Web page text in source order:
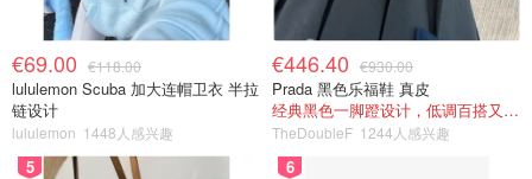
€69.00 €118.00
lululemon Scuba 加大连帽卫衣 半拉
链设计
lululemon 1448人感兴趣
€446.40 €930.00
Prada 黑色乐福鞋 真皮
经典黑色一脚蹬设计，低调百搭又高级
TheDoubleF 1244人感兴趣
5 6